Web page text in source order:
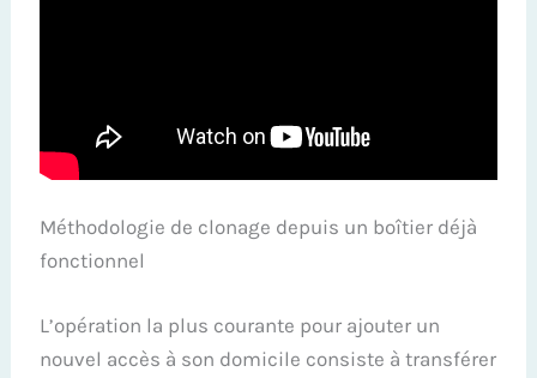
Méthodologie de clonage depuis un boîtier déjà
fonctionnel
L’opération la plus courante pour ajouter un
nouvel accès à son domicile consiste à transférer